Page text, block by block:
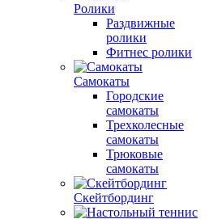
Ролики
Раздвижные
ролики
Фитнес ролики
Самокаты
Городские
самокаты
Трехколесные
самокаты
Трюковые
самокаты
Скейтбординг